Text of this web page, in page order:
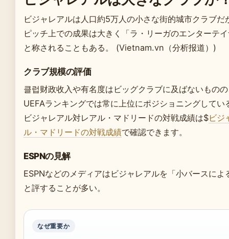
ビジャレアルは人口約5万人の小さな街的城市クラブだ
ピッチ上での成果は大きく「ラ・リーガのエンターテ
と称されることもある。 (Vietnam.vn（分析报道）)
クラブ規模の評価
클럽财政收入や有名度はビッグクラブに及ばないもの
UEFAランキングでは常に上位にポジショニングしてい
ビジャレアル対レアル・マドリードの対戦成績は$ビジ
ル・マドリードの対戦成績で確認できます。
ESPNの見解
ESPNなどのメディアはビジャレアルを「小バースによ
と評することが多い。
なぜ重要か